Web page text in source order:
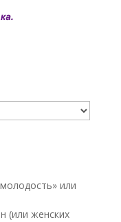
или
(или женских